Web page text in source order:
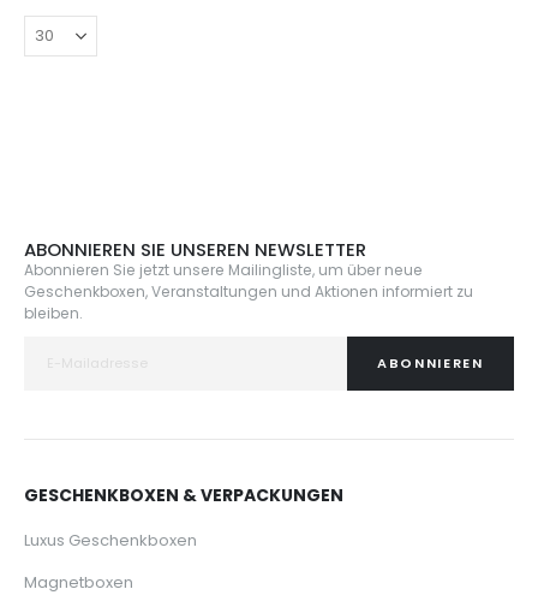
ABONNIEREN SIE UNSEREN NEWSLETTER
Abonnieren Sie jetzt unsere Mailingliste, um über neue
Geschenkboxen, Veranstaltungen und Aktionen informiert zu
bleiben.
ABONNIEREN
GESCHENKBOXEN & VERPACKUNGEN
Luxus Geschenkboxen
Magnetboxen